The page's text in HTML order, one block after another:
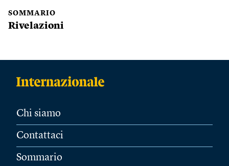
SOMMARIO
Rivelazioni
Chi siamo
Contattaci
Sommario